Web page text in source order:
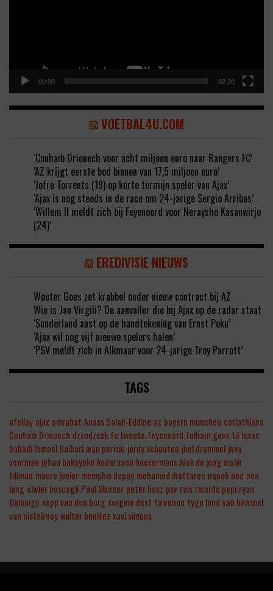
00:00 02:20
VOETBAL4U.COM
‘Couhaib Driouech voor acht miljoen euro naar Rangers FC’
‘AZ krijgt eerste bod binnen van 17,5 miljoen euro’
‘Jofre Torrents (19) op korte termijn speler van Ajax’
‘Ajax is nog steeds in de race om 24-jarige Sergio Arribas’
‘Willem II meldt zich bij Feyenoord voor Neraysho Kasanwirjo
(24)’
EREDIVISIE NIEUWS
Wouter Goes zet krabbel onder nieuw contract bij AZ
Wie is Jan Virgili? De aanvaller die bij Ajax op de radar staat
‘Sunderland aast op de handtekening van Ernst Poku’
‘Ajax wil nog vijf nieuwe spelers halen’
‘PSV meldt zich in Alkmaar voor 24-jarige Troy Parrott’
TAGS
afellay ajax amrabat Anass Salah-Eddine az bayern munchen corinthians
Couhaib Driouech dzsudzsak fc twente feyenoord fulham guus til isaac
babadi Ismael Saibari ivan perisic jerdy schouten joel drommel joey
veerman johan bakayoko kodai sano koevermans luuk de jong malik
tillman mauro junior memphis depay mohamed ihattaren napoli nec noa
lang olivier boscagli Paul Wanner peter bosz psv reis ricardo pepi ryan
flamingo sepp van den berg sergino dest toivonen tygo land van bommel
van nistelrooywalter benitez xavi simons